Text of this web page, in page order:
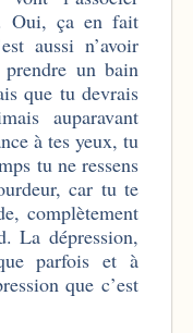
Oui, ça en fait
aussi n’avoir
un bain
que tu devrais
auparavant
à tes yeux, tu
tu ne ressens
car tu te
complètement
La dépression,
parfois et à
que c’est